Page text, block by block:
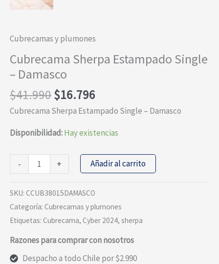
Cubrecamas y plumones
Cubrecama Sherpa Estampado Single
– Damasco
$41.990El
precio
era:
$16.796El
precio
es:
Cubrecama Sherpa Estampado Single – Damasco
Disponibilidad:Hay existencias
-
Cubrecama
Sherpa
Estampado
Single
-
cantidad
+ Añadir al carrito
SKU: CCUB38015DAMASCO
Categoría: Cubrecamas y plumones
Etiquetas: Cubrecama, Cyber 2024, sherpa
Razones para comprar con nosotros
Despacho a todo Chile por $2.990